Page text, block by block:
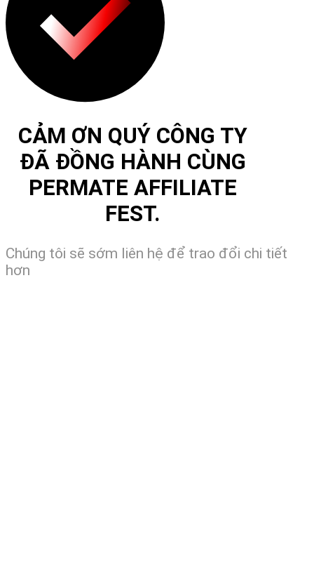
CẢM ƠN QUÝ CÔNG TY
ĐÃ ĐỒNG HÀNH CÙNG
PERMATE AFFILIATE
FEST.
Chúng tôi sẽ sớm liên hệ để trao đổi chi tiết
hơn